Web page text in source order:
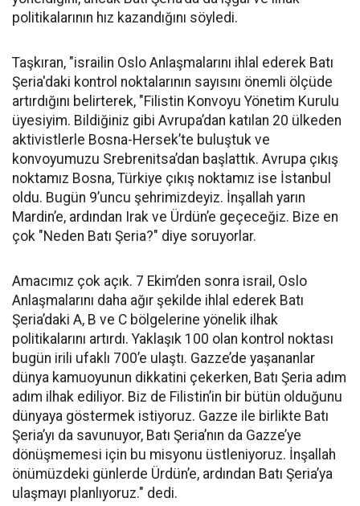
politikalarının hız kazandığını söyledi.
Taşkıran, "israilin Oslo Anlaşmalarını ihlal ederek Batı
Şeria'daki kontrol noktalarının sayısını önemli ölçüde
artırdığını belirterek, "Filistin Konvoyu Yönetim Kurulu
üyesiyim. Bildiğiniz gibi Avrupa’dan katılan 20 ülkeden
aktivistlerle Bosna-Hersek’te buluştuk ve
konvoyumuzu Srebrenitsa’dan başlattık. Avrupa çıkış
noktamız Bosna, Türkiye çıkış noktamız ise İstanbul
oldu. Bugün 9’uncu şehrimizdeyiz. İnşallah yarın
Mardin’e, ardından Irak ve Ürdün’e geçeceğiz. Bize en
çok "Neden Batı Şeria?" diye soruyorlar.
Amacımız çok açık. 7 Ekim’den sonra israil, Oslo
Anlaşmalarını daha ağır şekilde ihlal ederek Batı
Şeria’daki A, B ve C bölgelerine yönelik ilhak
politikalarını artırdı. Yaklaşık 100 olan kontrol noktası
bugün irili ufaklı 700’e ulaştı. Gazze’de yaşananlar
dünya kamuoyunun dikkatini çekerken, Batı Şeria adım
adım ilhak ediliyor. Biz de Filistin’in bir bütün olduğunu
dünyaya göstermek istiyoruz. Gazze ile birlikte Batı
Şeria’yı da savunuyor, Batı Şeria’nın da Gazze’ye
dönüşmemesi için bu misyonu üstleniyoruz. İnşallah
önümüzdeki günlerde Ürdün’e, ardından Batı Şeria’ya
ulaşmayı planlıyoruz." dedi.